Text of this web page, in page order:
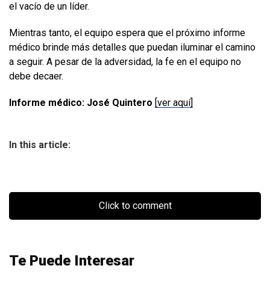
el vacío de un líder.
Mientras tanto, el equipo espera que el próximo informe
médico brinde más detalles que puedan iluminar el camino
a seguir. A pesar de la adversidad, la fe en el equipo no
debe decaer.
Informe médico: José Quintero [ver aquí]
In this article:
Click to comment
Te Puede Interesar